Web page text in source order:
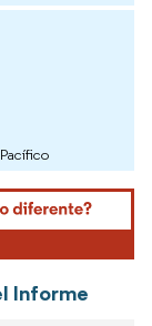
Informe